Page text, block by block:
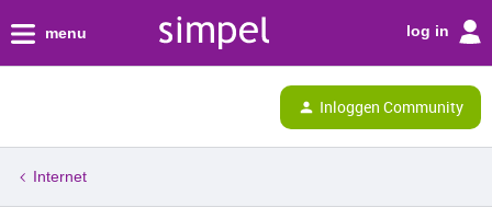
menu log in
Inloggen Community
Internet